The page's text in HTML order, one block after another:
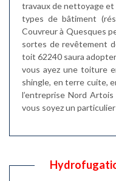
travaux de nettoyage
types de bâtiment
Couvreur à Quesques
sortes de revêtement
toit 62240 saura
vous ayez une toiture
shingle, en terre cuite,
l’entreprise Nord
vous soyez un